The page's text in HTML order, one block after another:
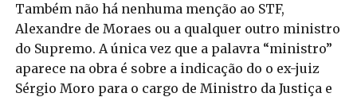
Também não há nenhuma menção ao STF,
Alexandre de Moraes ou a qualquer outro ministro
do Supremo. A única vez que a palavra “ministro”
aparece na obra é sobre a indicação do o ex-juiz
Sérgio Moro para o cargo de Ministro da Justiça e